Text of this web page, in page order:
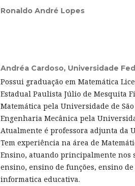
Ronaldo André Lopes
Andréa Cardoso, Universidade
Possui graduação em Matemática
Estadual Paulista Júlio de Mesquita
Matemática pela Universidade de
Engenharia Mecânica pela
Atualmente é professora adjunta da
Tem experiência na área de
Ensino, atuando principalmente nos
ensino, ensino de funções, ensino
informatica educativa.